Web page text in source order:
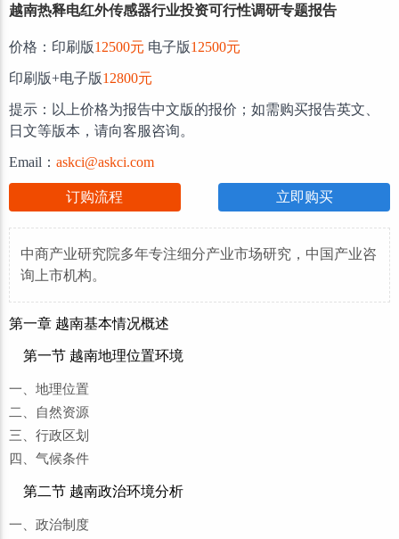
越南热释电红外传感器行业投资可行性调研专题报告
价格：印刷版12500元 电子版12500元
印刷版+电子版12800元
提示：以上价格为报告中文版的报价；如需购买报告英文、
日文等版本，请向客服咨询。
Email： askci@askci.com
订购流程 立即购买
中商产业研究院多年专注细分产业市场研究，中国产业咨
询上市机构。
第一章 越南基本情况概述
第一节 越南地理位置环境
一、地理位置
二、自然资源
三、行政区划
四、气候条件
第二节 越南政治环境分析
一、政治制度